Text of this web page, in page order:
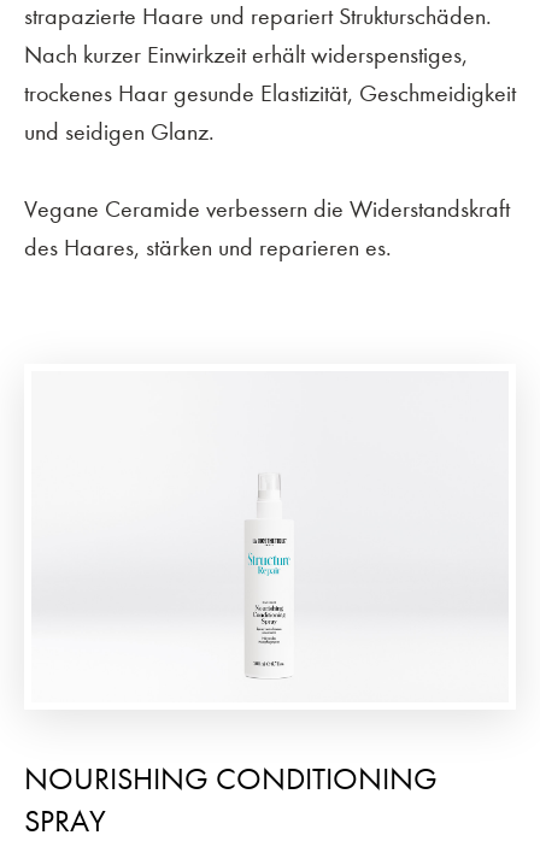
strapazierte Haare und repariert Strukturschäden.
Nach kurzer Einwirkzeit erhält widerspenstiges,
trockenes Haar gesunde Elastizität, Geschmeidigkeit
und seidigen Glanz.
Vegane Ceramide verbessern die Widerstandskraft
des Haares, stärken und reparieren es.
NOURISHING CONDITIONING
SPRAY